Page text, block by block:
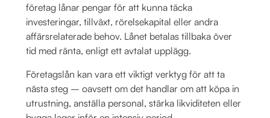
företag lånar pengar för att kunna täcka
investeringar, tillväxt, rörelsekapital eller andra
affärsrelaterade behov. Lånet betalas tillbaka över
tid med ränta, enligt ett avtalat upplägg.
Företagslån kan vara ett viktigt verktyg för att ta
nästa steg – oavsett om det handlar om att köpa in
utrustning, anställa personal, stärka likviditeten eller